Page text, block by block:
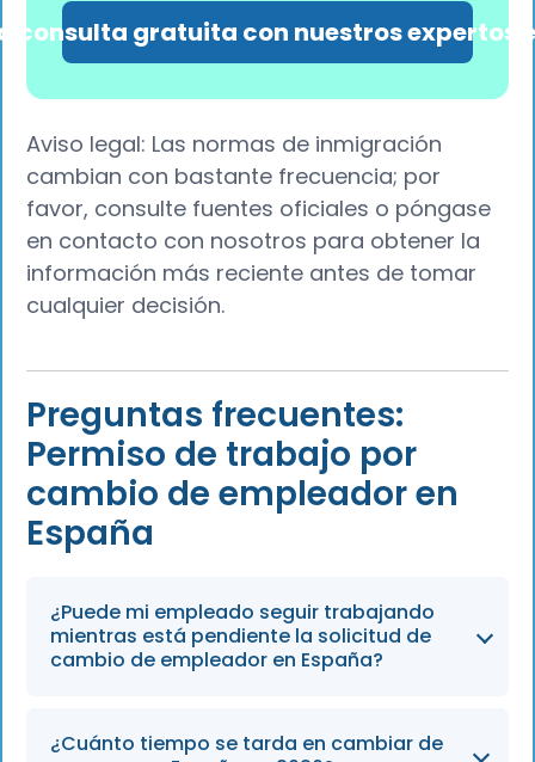
consulta gratuita con nuestros expertos
Aviso legal: Las normas de inmigración
cambian con bastante frecuencia; por
favor, consulte fuentes oficiales o póngase
en contacto con nosotros para obtener la
información más reciente antes de tomar
cualquier decisión.
Preguntas frecuentes:
Permiso de trabajo por
cambio de empleador en
España
¿Puede mi empleado seguir trabajando
mientras está pendiente la solicitud de
cambio de empleador en España?
No. Según la legislación española en materia
¿Cuánto tiempo se tarda en cambiar de